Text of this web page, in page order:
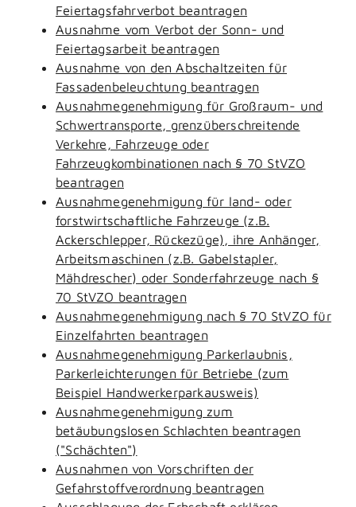
Feiertagsfahrverbot beantragen
Ausnahme vom Verbot der Sonn- und
Feiertagsarbeit beantragen
Ausnahme von den Abschaltzeiten für
Fassadenbeleuchtung beantragen
Ausnahmegenehmigung für Großraum- und
Schwertransporte, grenzüberschreitende
Verkehre, Fahrzeuge oder
Fahrzeugkombinationen nach § 70 StVZO
beantragen
Ausnahmegenehmigung für land- oder
forstwirtschaftliche Fahrzeuge (z.B.
Ackerschlepper, Rückezüge), ihre Anhänger,
Arbeitsmaschinen (z.B. Gabelstapler,
Mähdrescher) oder Sonderfahrzeuge nach §
70 StVZO beantragen
Ausnahmegenehmigung nach § 70 StVZO für
Einzelfahrten beantragen
Ausnahmegenehmigung Parkerlaubnis,
Parkerleichterungen für Betriebe (zum
Beispiel Handwerkerparkausweis)
Ausnahmegenehmigung zum
betäubungslosen Schlachten beantragen
("Schächten")
Ausnahmen von Vorschriften der
Gefahrstoffverordnung beantragen